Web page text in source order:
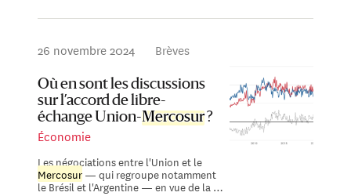
26 novembre 2024 Brèves
Où en sont les discussions
sur l’accord de libre-
échange Union-Mercosur?
Économie
Les négociations entre l'Union et le
Mercosur— qui regroupe notamment
le Brésil et l'Argentine — en vue de la …